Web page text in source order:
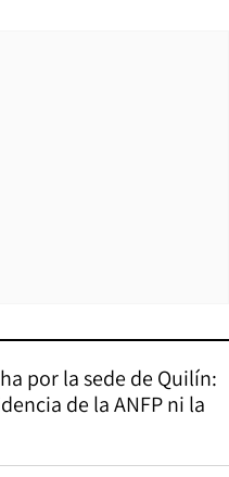
por la sede de Quilín:
de la ANFP ni la